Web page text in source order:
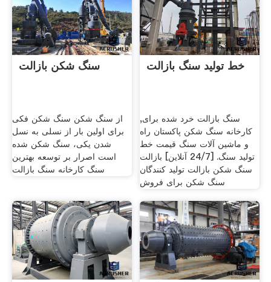
سنگ شکن بازالت
از سنگ شکن سنگ شکن فکی
برای اولین بار از نسلی به نسل
شدن یکی، سنگ شکن شده
است اصرار بر توسعه بهترین
سنگ کارخانه سنگ بازالت
خط تولید سنگ بازالت
سنگ بازالت خرد شده برای,
کارخانه سنگ شکن پاکستان راه
و ماشین آلات سنگ قیمت خط
تولید سنگ. [24/7 آنلاین] بازالت
سنگ شکن بازالت تولید کنندگان
سنگ شکن برای فروش